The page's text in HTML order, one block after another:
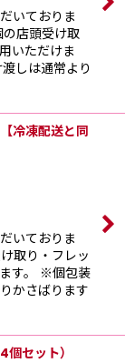
いておりま
の店頭受け取
いただけま
しは通常より
冷凍配送と同
いておりま
取り・フレッ
す。 ※個包装
かさばります
個セット）